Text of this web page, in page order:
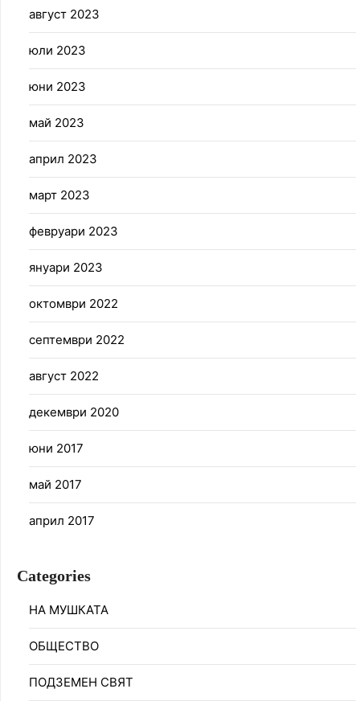
август 2023
юли 2023
юни 2023
май 2023
април 2023
март 2023
февруари 2023
януари 2023
октомври 2022
септември 2022
август 2022
декември 2020
юни 2017
май 2017
април 2017
Categories
НА МУШКАТА
ОБЩЕСТВО
ПОДЗЕМЕН СВЯТ